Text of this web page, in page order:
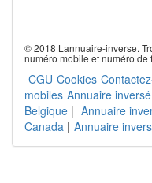
© 2018 Lannuaire-inverse.
numéro mobile et numéro de
CGU Cookies
mobiles Annuaire
Belgique | Annuaire
Canada | Annuaire